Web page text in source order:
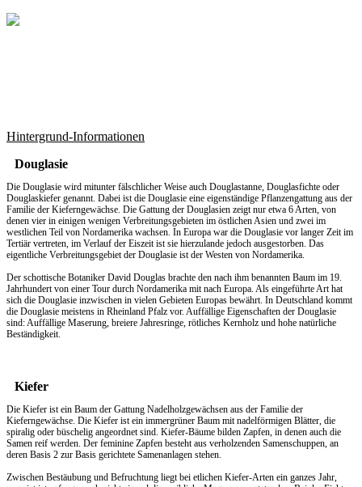
Hintergrund-Informationen
Douglasie
Die Douglasie wird mitunter fälschlicher Weise auch Douglastanne, Douglasfichte oder
Douglaskiefer genannt. Dabei ist die Douglasie eine eigenständige Pflanzengattung aus der
Familie der Kieferngewächse. Die Gattung der Douglasien zeigt nur etwa 6 Arten, von
denen vier in einigen wenigen Verbreitungsgebieten im östlichen Asien und zwei im
westlichen Teil von Nordamerika wachsen. In Europa war die Douglasie vor langer Zeit im
Tertiär vertreten, im Verlauf der Eiszeit ist sie hierzulande jedoch ausgestorben. Das
eigentliche Verbreitungsgebiet der Douglasie ist der Westen von Nordamerika.
Der schottische Botaniker David Douglas brachte den nach ihm benannten Baum im 19.
Jahrhundert von einer Tour durch Nordamerika mit nach Europa. Als eingeführte Art hat
sich die Douglasie inzwischen in vielen Gebieten Europas bewährt. In Deutschland kommt
die Douglasie meistens in Rheinland Pfalz vor. Auffällige Eigenschaften der Douglasie
sind: Auffällige Maserung, breiere Jahresringe, rötliches Kernholz und hohe natürliche
Beständigkeit.
Kiefer
Die Kiefer ist ein Baum der Gattung Nadelholzgewächsen aus der Familie der
Kieferngewächse. Die Kiefer ist ein immergrüner Baum mit nadelförmigen Blätter, die
spiralig oder büschelig angeordnet sind. Kiefer-Bäume bilden Zapfen, in denen auch die
Samen reif werden. Der feminine Zapfen besteht aus verholzenden Samenschuppen, an
deren Basis 2 zur Basis gerichtete Samenanlagen stehen.
Zwischen Bestäubung und Befruchtung liegt bei etlichen Kiefer-Arten ein ganzes Jahr,